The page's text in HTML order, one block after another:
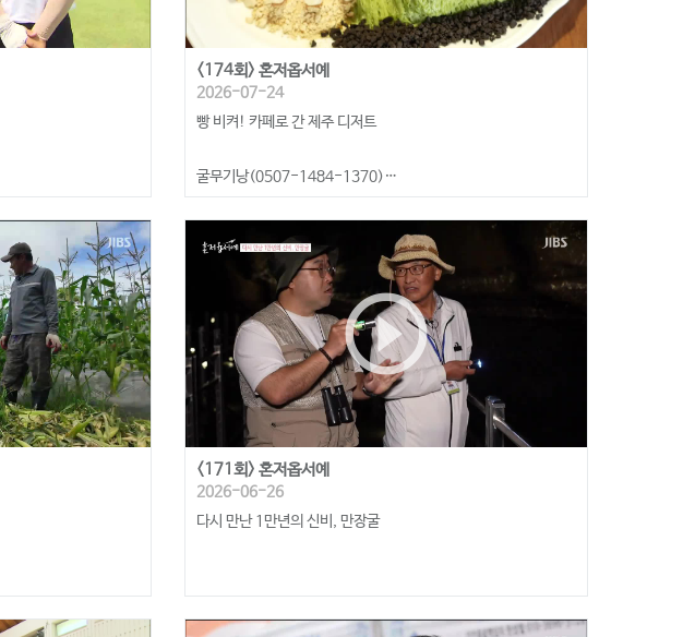
<174회> 혼저옵서예
2026-07-24
빵 비켜! 카페로 간 제주 디저트
굴무기낭(0507-1484-1370)
play_circle_outline
<171회> 혼저옵서예
2026-06-26
다시 만난 1만년의 신비, 만장굴